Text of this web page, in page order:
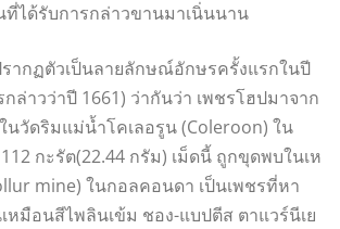
ที่ได้รับการกล่าวขานมาเนิ่นนาน
ากฏตัวเป็นลายลักษณ์อักษรครั้งแรกในปี
กล่าวว่าปี 1661) ว่ากันว่า เพชรโฮปมาจาก
นวัดริมแม่น้ำโคเลอรูน (Coleroon) ใน
กะรัต(22.44 กรัม) เม็ดนี้ ถูกขุดพบในเห
mine) ในกอลคอนดา เป็นเพชรที่หา
หมือนสีไพลินเข้ม ชอง-แบปตีส ตาแวร์นีเย